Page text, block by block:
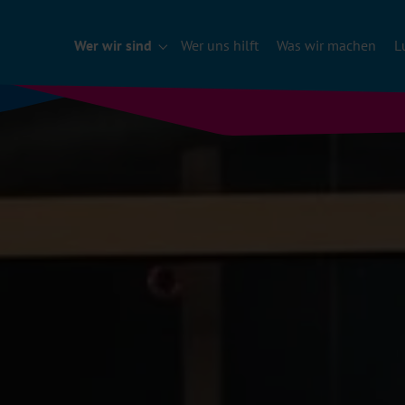
Wer wir sind
Submenu für "Wer wir sind"
Wer uns hilft Was wir machen